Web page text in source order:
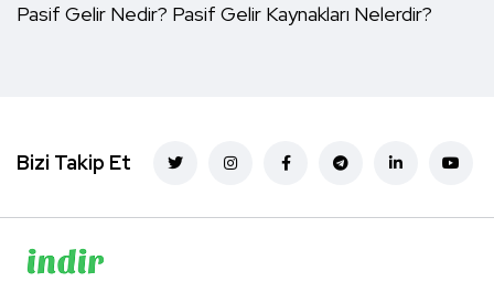
Pasif Gelir Nedir? Pasif Gelir Kaynakları Nelerdir?
Bizi Takip Et